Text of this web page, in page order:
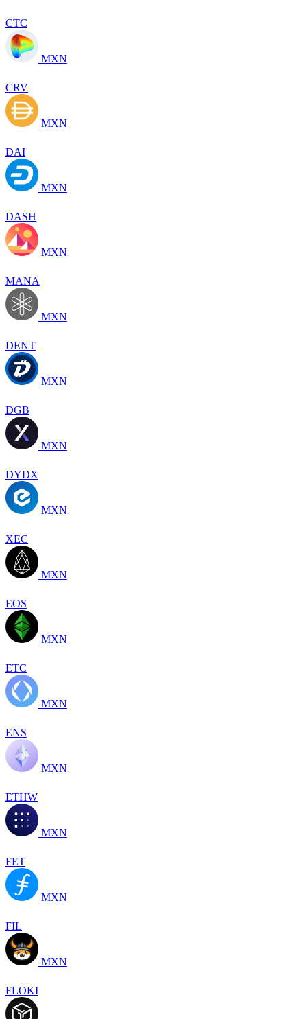
CTC
MXN
CRV
MXN
DAI
MXN
DASH
MXN
MANA
MXN
DENT
MXN
DGB
MXN
DYDX
MXN
XEC
MXN
EOS
MXN
ETC
MXN
ENS
MXN
ETHW
MXN
FET
MXN
FIL
MXN
FLOKI